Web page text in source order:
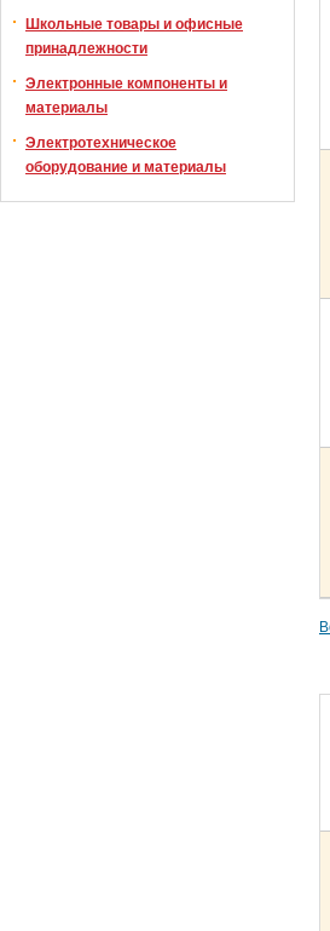
Школьные товары и офисные
принадлежности
Электронные компоненты и
материалы
Электротехническое
оборудование и материалы